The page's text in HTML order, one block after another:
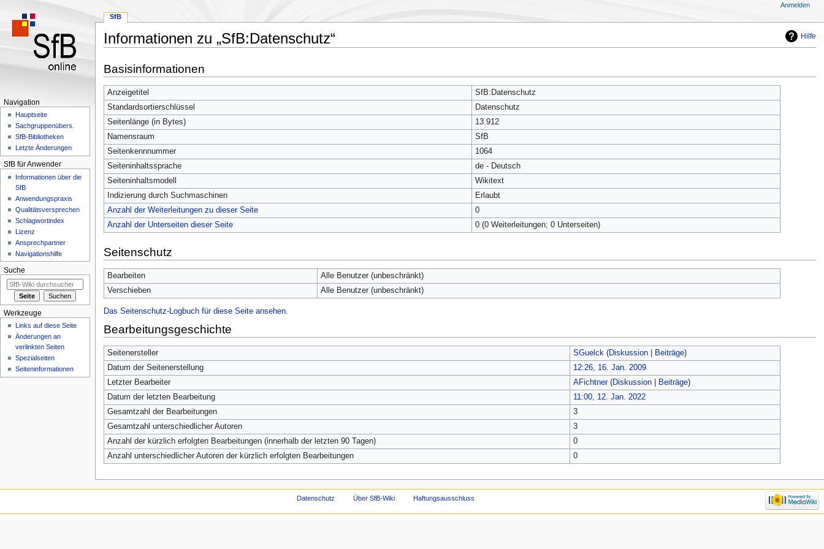
Hilfe
Informationen zu „SfB:Datenschutz“
Navigation
springen
Suche
springen
Basisinformationen
Anzeigetitel
SfB:Datenschutz
Standardsortierschlüssel
Datenschutz
Seitenlänge (in Bytes)
13.912
Namensraum
SfB
Seitenkennnummer
1064
Seiteninhaltssprache
de - Deutsch
Seiteninhaltsmodell
Wikitext
Indizierung durch Suchmaschinen
Erlaubt
Anzahl der Weiterleitungen zu dieser Seite
0
Anzahl der Unterseiten dieser Seite
0 (0 Weiterleitungen; 0 Unterseiten)
Seitenschutz
Bearbeiten
Alle Benutzer (unbeschränkt)
Verschieben
Alle Benutzer (unbeschränkt)
Das Seitenschutz-Logbuch für diese Seite ansehen.
Bearbeitungsgeschichte
Seitenersteller SGuelck (Diskussion| Beiträge)
Datum der Seitenerstellung
12:26, 16. Jan. 2009
Letzter Bearbeiter
AFichtner (Diskussion| Beiträge)
Datum der letzten Bearbeitung
11:00, 12. Jan. 2022
Gesamtzahl der Bearbeitungen
3
Gesamtzahl unterschiedlicher Autoren
3
Anzahl der kürzlich erfolgten Bearbeitungen (innerhalb der letzten 90 Tagen)
0
Anzahl unterschiedlicher Autoren der kürzlich erfolgten Bearbeitungen
0
SfB
Anmelden
Navigation
Hauptseite
Sachgruppenübers.
SfB-Bibliotheken
Letzte Änderungen
SfB für Anwender
Informationen über die
SfB
Anwendungspraxis
Qualitätsversprechen
Schlagwortindex
Lizenz
Ansprechpartner
Navigationshilfe
Suche
Werkzeuge
Links auf diese Seite
Änderungen an
verlinkten Seiten
Spezialseiten
Seiten­informationen
Datenschutz Über SfB-Wiki Haftungsausschluss